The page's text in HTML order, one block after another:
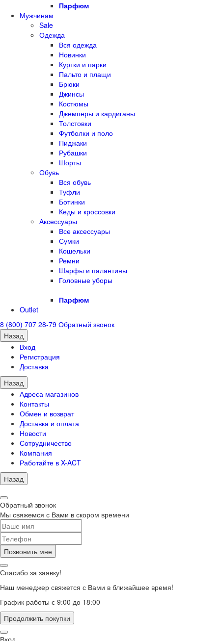
Парфюм
Мужчинам
Sale
Одежда
Вся одежда
Новинки
Куртки и парки
Пальто и плащи
Брюки
Джинсы
Костюмы
Джемперы и кардиганы
Толстовки
Футболки и поло
Пиджаки
Рубашки
Шорты
Обувь
Вся обувь
Туфли
Ботинки
Кеды и кроссовки
Аксессуары
Все аксессуары
Сумки
Кошельки
Ремни
Шарфы и палантины
Головные уборы
Парфюм
Outlet
8 (800) 707 28-79 Обратный звонок
Назад
Вход
Регистрация
Доставка
Назад
Адреса магазинов
Контакты
Обмен и возврат
Доставка и оплата
Новости
Сотрудничество
Компания
Работайте в X-ACT
Назад
Обратный звонок
Мы свяжемся с Вами в скором времени
Позвонить мне
Спасибо за заявку!
Наш менеджер свяжется с Вами в ближайшее время!
График работы с 9:00 до 18:00
Продолжить покупки